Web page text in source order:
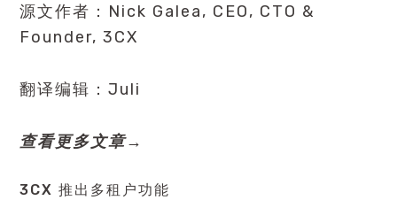
源文作者：Nick Galea, CEO, CTO &
Founder, 3CX
翻译编辑：Juli
查看更多文章→
3CX 推出多租户功能